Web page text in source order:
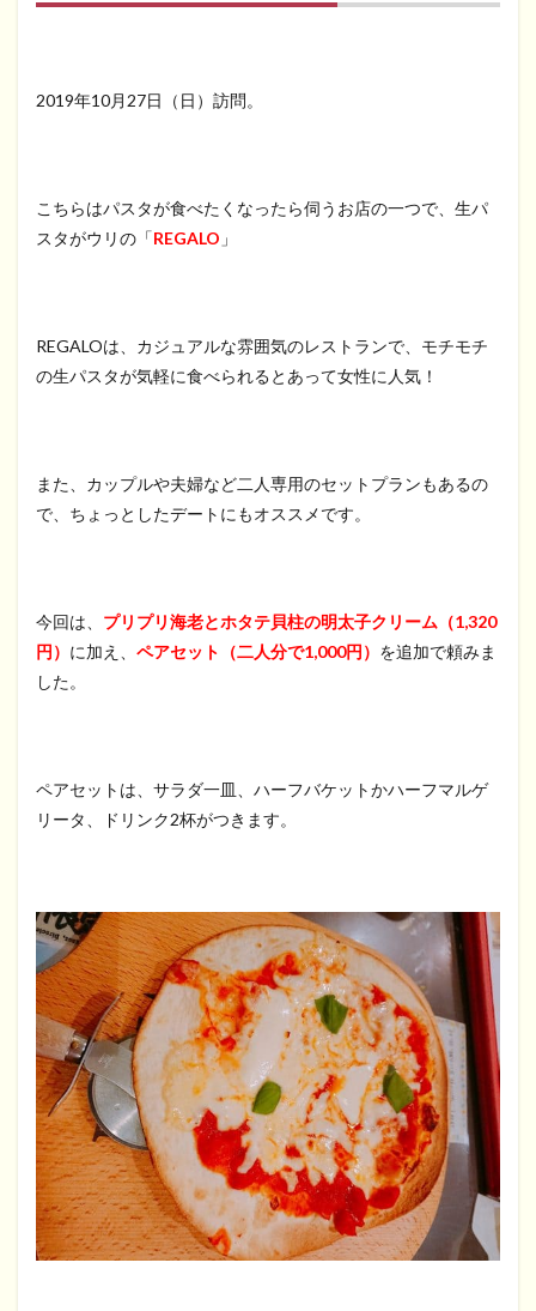
2019年10月27日（日）訪問。
こちらはパスタが食べたくなったら伺うお店の一つで、生パ
スタがウリの「REGALO 」
REGALOは、カジュアルな雰囲気のレストランで、モチモチ
の生パスタが気軽に食べられるとあって女性に人気！
また、カップルや夫婦など二人専用のセットプランもあるの
で、ちょっとしたデートにもオススメです。
今回は、 プリプリ海老とホタテ貝柱の明太子クリーム（1,320
円） に加え、 ペアセット（二人分で1,000円） を追加で頼みま
した。
ペアセットは、サラダ一皿、ハーフバケットかハーフマルゲ
リータ、ドリンク2杯がつきます。